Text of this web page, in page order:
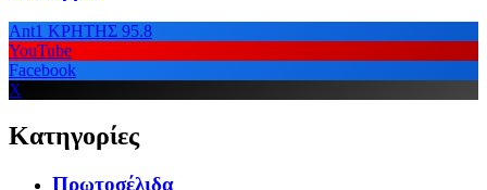
Ant1 ΚΡΗΤΗΣ 95.8
YouTube
Facebook
X
Κατηγορίες
Πρωτοσέλιδα